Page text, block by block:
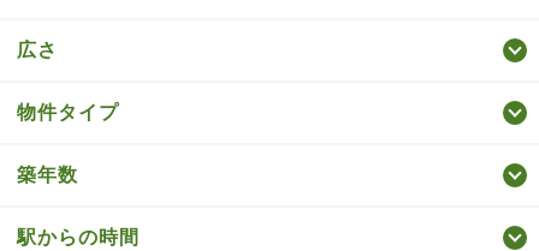
広さ
物件タイプ
築年数
駅からの時間